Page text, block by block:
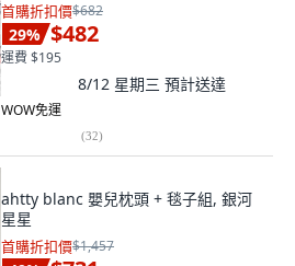
首購折扣價$682
29% $482
運費 $195
8/12 星期三 預計送達
WOW免運
(32)
ahtty blanc 嬰兒枕頭 + 毯子組, 銀河
星星
首購折扣價$1,457